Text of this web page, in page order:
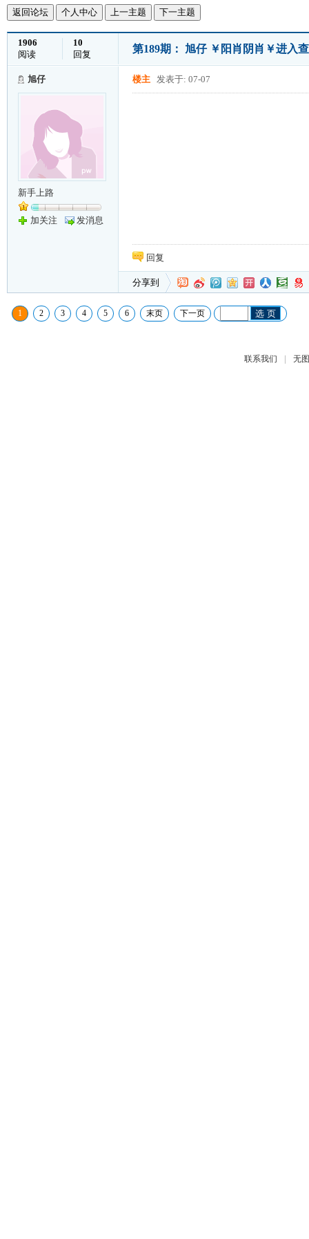
返回论坛 个人中心 上一主题 下一主题
1906
阅读
10
回复
第189期： 旭仔 ￥阳肖阴肖￥进入
旭仔
新手上路
加关注 发消息
楼主 发表于: 07-07
回复
分享到
1 2 3 4 5 6 末页 下一页 选 页
联系我们 | 无